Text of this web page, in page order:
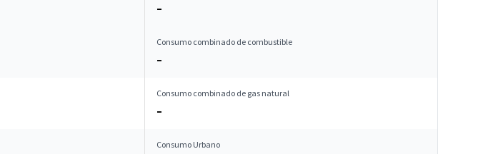
–
Consumo combinado de combustible
–
Consumo combinado de gas natural
–
Consumo Urbano